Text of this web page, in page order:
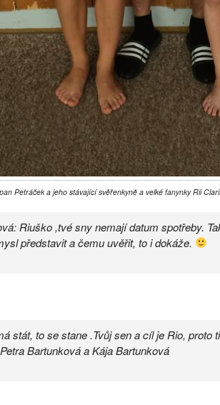
Petráček a jeho stávající svěřenkyně a velké fanynky Rii
Riuško ,tvé sny nemají datum spotřeby.
představit a čemu uvěřit, to i dokáže.
stát, to se stane .Tvůj sen a cíl je Rio, proto
Bartunková a Kája Bartunková